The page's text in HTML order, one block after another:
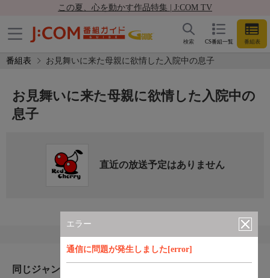
この夏、心を動かす作品特集 | J:COM TV
CS番組一覧 番組表
検索
番組表 お見舞いに来た母親に欲情した入院中の息子
エラー
通信に問題が発生しました[error]
お見舞いに来た母親に欲情した入院中の
息子
直近の放送予定はありません
同じジャンルのおすすめ番組